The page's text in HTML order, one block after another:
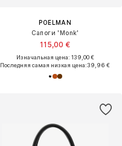
POELMAN
Сапоги 'Monk'
115,00 €
Изначальная цена: 139,00 €
Последняя самая низкая цена:39,96 €